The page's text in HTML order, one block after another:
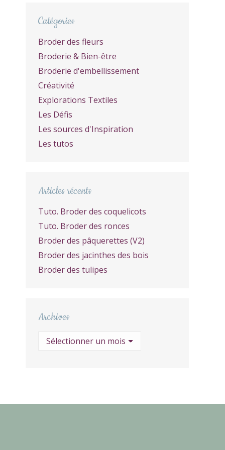
Catégories
Broder des fleurs
Broderie & Bien-être
Broderie d'embellissement
Créativité
Explorations Textiles
Les Défis
Les sources d'Inspiration
Les tutos
Articles récents
Tuto. Broder des coquelicots
Tuto. Broder des ronces
Broder des pâquerettes (V2)
Broder des jacinthes des bois
Broder des tulipes
Archives
Archives